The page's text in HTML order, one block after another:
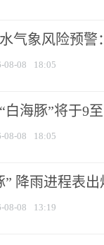
气象风险预
08-08 18:05
白海豚”将于9
08-08 18:05
” 降雨进程表
08-08 13:19